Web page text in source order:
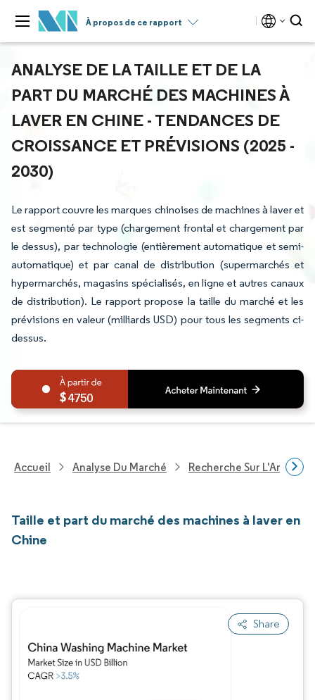
À propos de ce rapport
ANALYSE DE LA TAILLE ET DE LA
PART DU MARCHÉ DES MACHINES À
LAVER EN CHINE - TENDANCES DE
CROISSANCE ET PRÉVISIONS (2025 -
2030)
Le rapport couvre les marques chinoises de machines à laver et
est segmenté par type (chargement frontal et chargement par
le dessus), par technologie (entièrement automatique et semi-
automatique) et par canal de distribution (supermarchés et
hypermarchés, magasins spécialisés, en ligne et autres canaux
de distribution). Le rapport propose la taille du marché et les
prévisions en valeur (milliards USD) pour tous les segments ci-
dessus.
4750
Accueil Analyse Du Marché Recherche Sur
Taille et part du marché des machines à laver en
Chine
Share